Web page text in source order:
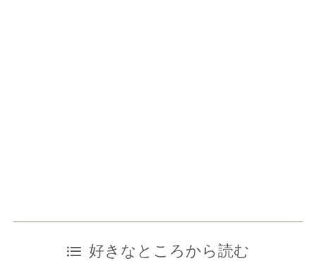
好きなところから読む